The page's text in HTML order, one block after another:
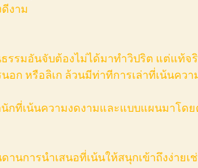
งาม
รรมอันจับต้องไม่ได้มาทำวิปริต แต่แท้จ
อก หรือลิเก ล้วนมีท่าทีการเล่าที่เน้นคว
กที่เน้นความงดงามและแบบแผนมาโด
นการนำเสนอที่เน้นให้สนุกเข้าถึงง่ายเ